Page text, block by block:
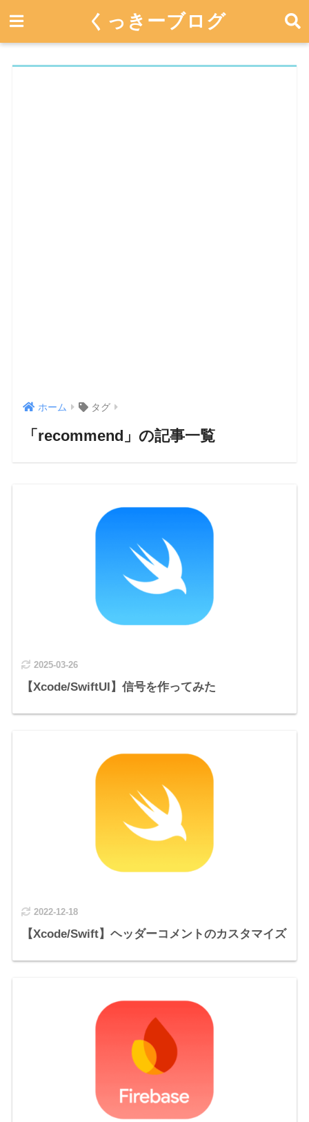
くっきーブログ
ホーム タグ
「recommend」の記事一覧
2025-03-26
【Xcode/SwiftUI】信号を作ってみた
2022-12-18
【Xcode/Swift】ヘッダーコメントのカスタマイズ